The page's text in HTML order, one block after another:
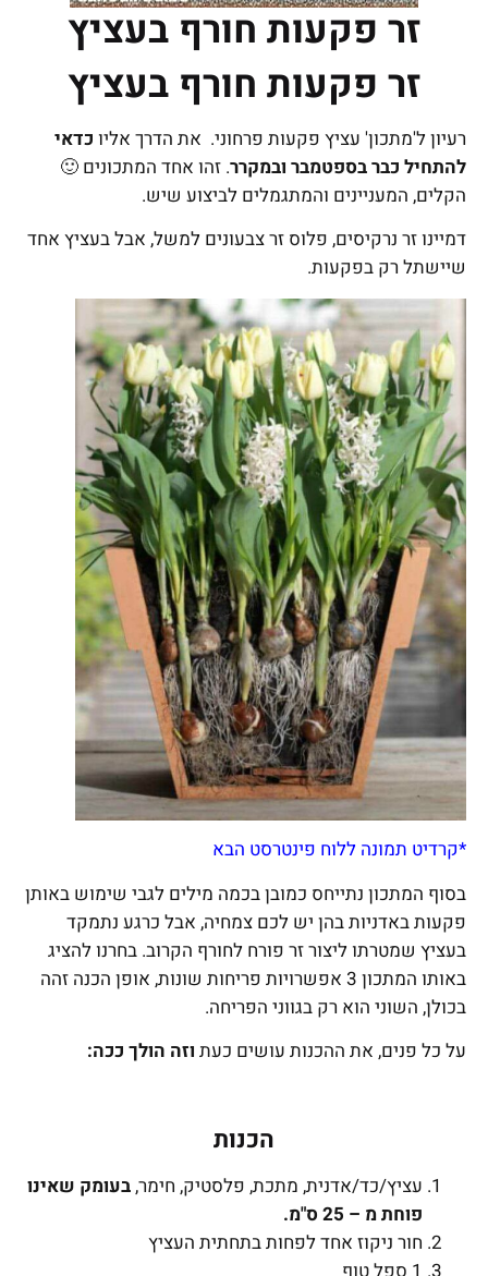
זר פקעות חורף בעציץ
זר פקעות חורף בעציץ
רעיון ל'מתכון' עציץ פקעות פרחוני. את הדרך אליו כדאי
להתחיל כבר בספטמבר ובמקרר. זהו אחד המתכונים 🙂
הקלים, המעניינים והמתגמלים לביצוע שיש.
דמיינו זר נרקיסים, פלוס זר צבעונים למשל, אבל בעציץ אחד
שיישתל רק בפקעות.
*קרדיט תמונה ללוח פינטרסט הבא
בסוף המתכון נתייחס כמובן בכמה מילים לגבי שימוש באותן
פקעות באדניות בהן יש לכם צמחיה, אבל כרגע נתמקד
בעציץ שמטרתו ליצור זר פורח לחורף הקרוב. בחרנו להציג
באותו המתכון 3 אפשרויות פריחות שונות, אופן הכנה זהה
בכולן, השוני הוא רק בגווני הפריחה.
על כל פנים, את ההכנות עושים כעת וזה הולך ככה:
הכנות
עציץ/כד/אדנית, מתכת, פלסטיק, חימר,בעומק שאינו
פוחת מ – 25 ס"מ.
חור ניקוז אחד לפחות בתחתית העציץ